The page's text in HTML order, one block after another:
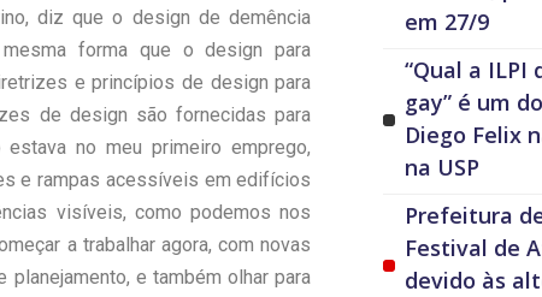
diz que o design de demência
forma que o design para
e princípios de design para
de design são fornecidas para
no meu primeiro emprego,
e rampas acessíveis em edifícios
visíveis, como podemos nos
a trabalhar agora, com novas
e também olhar para
em 27/9
“Qual a ILPI
gay” é um
Diego Felix
na USP
Prefeitura
Festival de
devido às